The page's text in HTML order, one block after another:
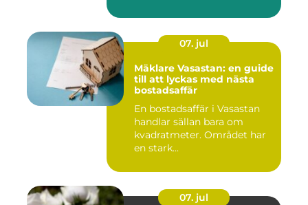
07. jul
Mäklare Vasastan: en guide
till att lyckas med nästa
bostadsaffär
En bostadsaffär i Vasastan
handlar sällan bara om
kvadratmeter. Området har
en stark...
07. jul